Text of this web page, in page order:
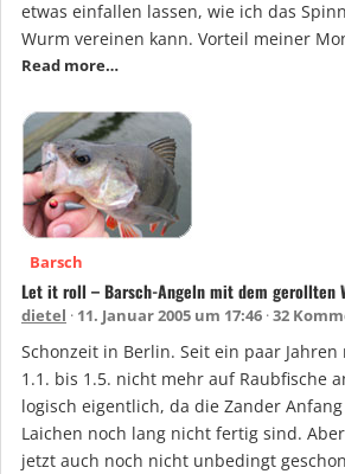
etwas einfallen lassen, wie ich das
Wurm vereinen kann. Vorteil meiner
Read more…
Barsch
Let it roll – Barsch-Angeln mit dem gerollten
dietel 11. Januar 2005 um 17:46 32
Schonzeit in Berlin. Seit ein paar
1.1. bis 1.5. nicht mehr auf Raubfische
logisch eigentlich, da die Zander
Laichen noch lang nicht fertig sind.
jetzt auch noch nicht unbedingt